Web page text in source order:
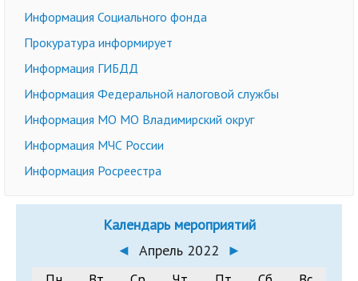
Информация Социального фонда
Прокуратура информирует
Информация ГИБДД
Информация Федеральной налоговой службы
Информация МО МО Владимирский округ
Информация МЧС России
Информация Росреестра
Календарь мероприятий
◄ Апрель 2022 ►